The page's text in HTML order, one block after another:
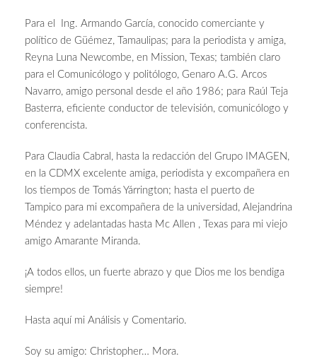
Para el Ing. Armando García, conocido comerciante y
político de Güémez, Tamaulipas; para la periodista y amiga,
Reyna Luna Newcombe, en Mission, Texas; también claro
para el Comunicólogo y politólogo, Genaro A.G. Arcos
Navarro, amigo personal desde el año 1986; para Raúl Teja
Basterra, eficiente conductor de televisión, comunicólogo y
conferencista.
Para Claudia Cabral, hasta la redacción del Grupo IMAGEN,
en la CDMX excelente amiga, periodista y excompañera en
los tiempos de Tomás Yárrington; hasta el puerto de
Tampico para mi excompañera de la universidad, Alejandrina
Méndez y adelantadas hasta Mc Allen , Texas para mi viejo
amigo Amarante Miranda.
¡A todos ellos, un fuerte abrazo y que Dios me los bendiga
siempre!
Hasta aquí mi Análisis y Comentario.
Soy su amigo: Christopher… Mora.